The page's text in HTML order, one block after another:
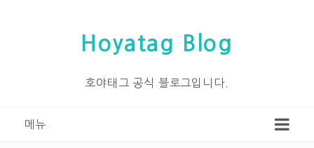
Hoyatag Blog
호야태그 공식 블로그입니다.
메뉴